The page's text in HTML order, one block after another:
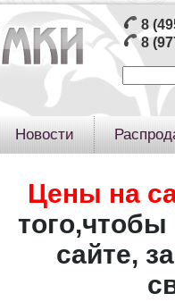
8
8
Новости
Цены на
того,чтобы
сайте,